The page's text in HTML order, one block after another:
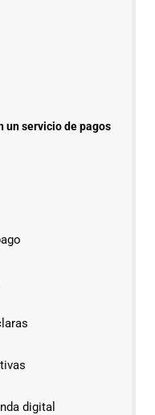
un servicio de pagos
digital